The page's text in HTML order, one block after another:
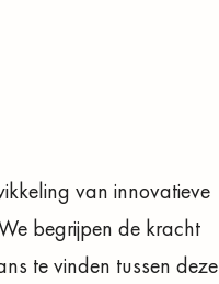
van innovatieve
begrijpen de kracht
te vinden tussen deze